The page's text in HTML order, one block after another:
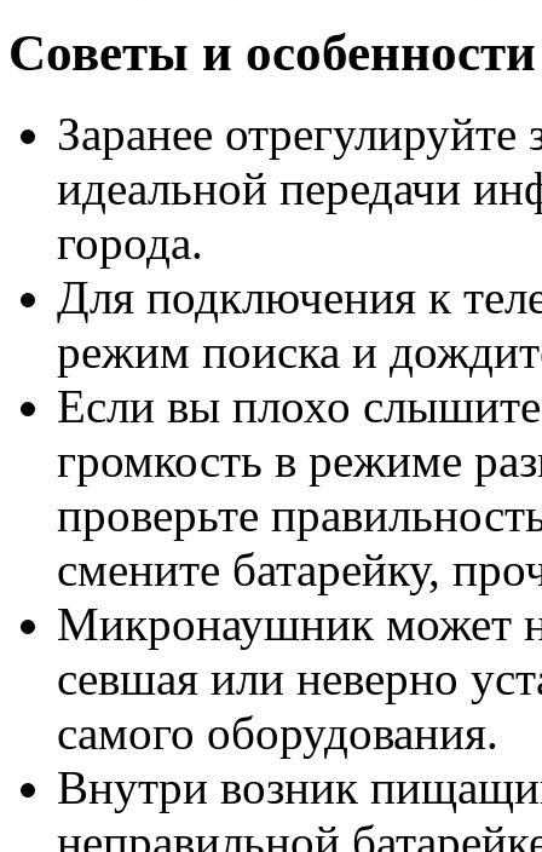
Советы и
Заранее
идеальной передачи
города.
Для подключения к
режим поиска и
Если вы плохо слышите
громкость в режиме
проверьте
смените батарейку,
Микронаушник может
севшая или неверно
самого оборудования.
Внутри возник